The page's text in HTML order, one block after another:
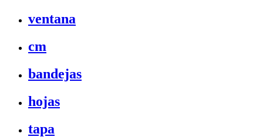
ventana
cm
bandejas
hojas
tapa